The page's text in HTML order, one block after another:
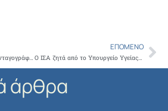
ΕΟΠΥΥ-Οδηγίες για τη συνταγογράφηση των φαρμακευτικών σκευασμάτων EPINEPHRINE
ΕΠΌΜΕΝΟ
Ο ΙΣΑ ζητά από το Υπουργείο Υγείας ,να μην απολυθεί κανένας γιατρός και να διασφαλίσει στο νέο σύστημα Πρωτοβάθμιας Φροντίδας Υγείας, τις αναγκαίες προϋποθέσεις, για την υγειονομική κάλυψη του πληθυσμού
άρθρα